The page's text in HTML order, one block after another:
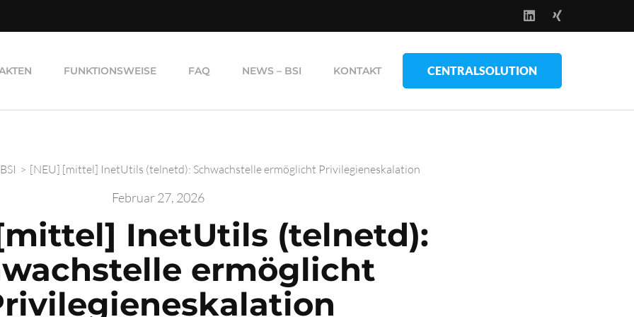
FUNKTIONSWEISE FAQ NEWS – BSI KONTAKT CENTRALSOLUTION
> [NEU] [mittel] InetUtils (telnetd): Schwachstelle ermöglicht Privilegieneskalation
Februar 27, 2026
InetUtils (telnetd):
ermöglicht